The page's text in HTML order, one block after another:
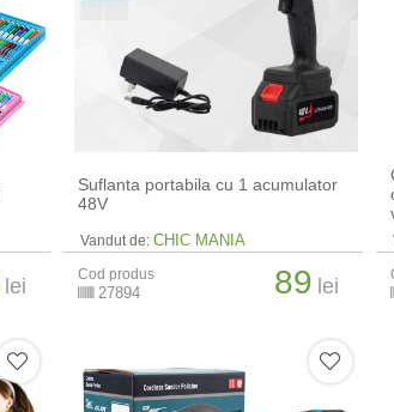
lei
Suflanta portabila cu 1 acumulator
48V
Vandut de: CHIC MANIA
Cod produs
27894 89 lei